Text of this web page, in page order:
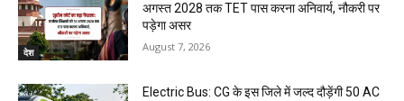
देश
अगस्त 2028 तक TET पास करना अनिवार्य, नौकरी पर
पड़ेगा असर
August 7, 2026
Electric Bus: CG के इस जिले में जल्द दौड़ेंगी 50 AC